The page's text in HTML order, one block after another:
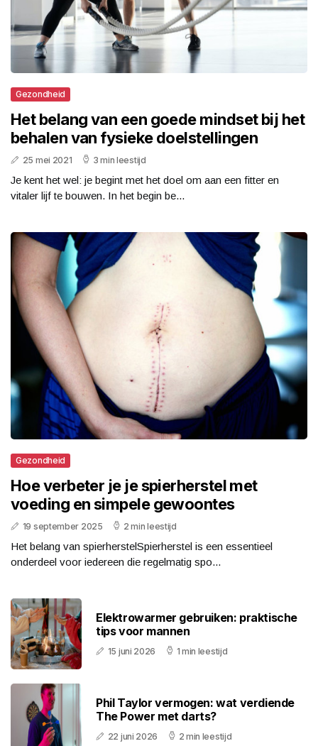
Gezondheid
Het belang van een goede mindset bij het
behalen van fysieke doelstellingen
25 mei 2021 3 min leestijd
Je kent het wel: je begint met het doel om aan een fitter en
vitaler lijf te bouwen. In het begin be...
Gezondheid
Hoe verbeter je je spierherstel met
voeding en simpele gewoontes
19 september 2025 2 min leestijd
Het belang van spierherstelSpierherstel is een essentieel
onderdeel voor iedereen die regelmatig spo...
Elektrowarmer gebruiken: praktische
tips voor mannen
15 juni 2026 1 min leestijd
Phil Taylor vermogen: wat verdiende
The Power met darts?
22 juni 2026 2 min leestijd